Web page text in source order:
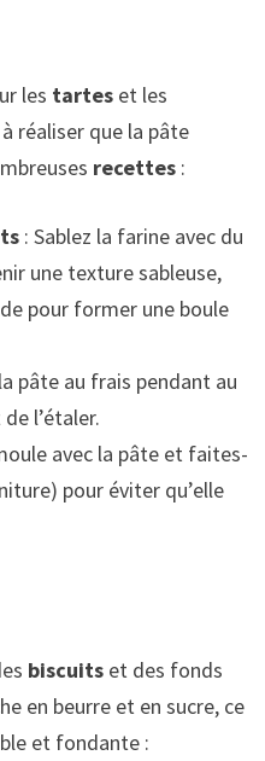
les tarteset les
réaliser que la pâte
recettes:
: Sablez la farine avec du
une texture sableuse,
pour former une boule
pâte au frais pendant au
l’étaler.
avec la pâte et faites-
pour éviter qu’elle
biscuitset des fonds
en beurre et en sucre, ce
et fondante :